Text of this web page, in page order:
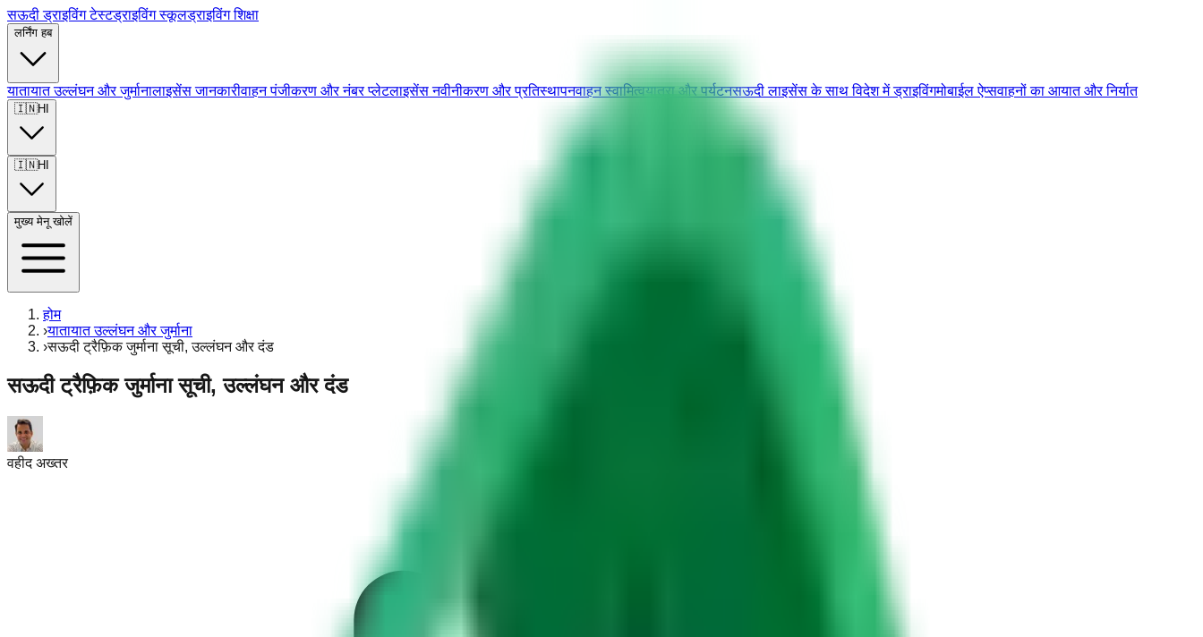
सऊदी ड्राइविंग टेस्टड्राइविंग स्कूलड्राइविंग शिक्षा
लर्निंग हब
यातायात उल्लंघन और जुर्मानालाइसेंस जानकारीवाहन पंजीकरण और नंबर प्लेटलाइसेंस नवीनीकरण और प्रतिस्थापनवाहन स्वामित्वयात्रा और पर्यटनसऊदी लाइसेंस के साथ विदेश में ड्राइविंगमोबाईल ऐप्सवाहनों का आयात और निर्यात
🇮🇳HI
🇮🇳HI
मुख्य मेनू खोलें
होम
›यातायात उल्लंघन और जुर्माना
›सऊदी ट्रैफ़िक जुर्माना सूची, उल्लंघन और दंड
सऊदी ट्रैफ़िक जुर्माना सूची, उल्लंघन और दंड
वहीद अख्तर